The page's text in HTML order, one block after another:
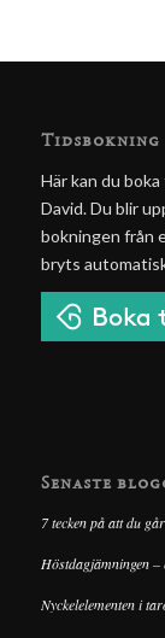
Tidsbokning
Här kan du
David. Du blir
bokningen från
bryts
Senaste
7 tecken på att du
Höstdagjämningen
Nyckelelementen i